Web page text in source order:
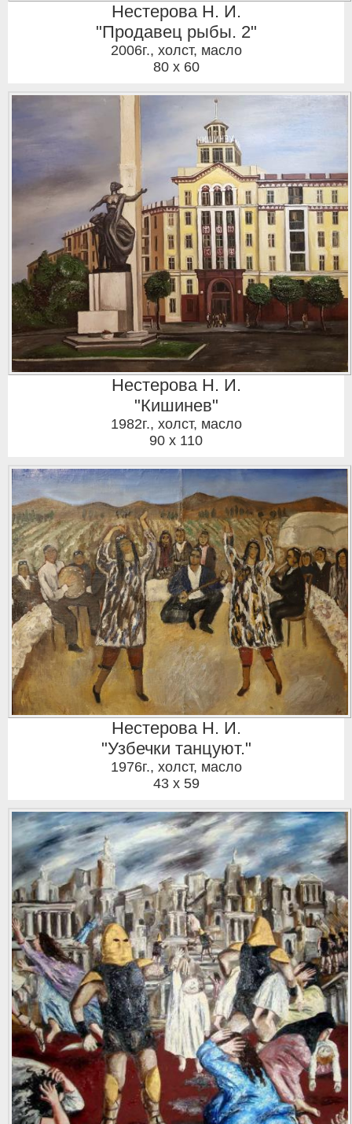
Нестерова Н. И.
"Продавец рыбы. 2"
2006г., холст, масло
80 x 60
Нестерова Н. И.
"Кишинев"
1982г., холст, масло
90 x 110
Нестерова Н. И.
"Узбечки танцуют."
1976г., холст, масло
43 x 59